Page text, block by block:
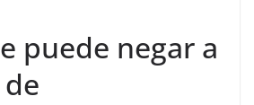
puede negar a